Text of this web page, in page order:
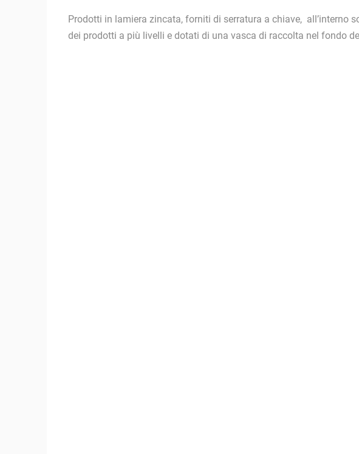
Prodotti in lamiera zincata, forniti di serratura a chiave, all’interno
dei prodotti a più livelli e dotati di una vasca di raccolta nel fondo